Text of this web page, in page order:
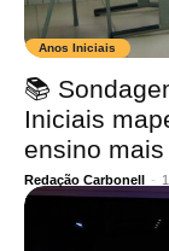
Anos Iniciais
📚
Iniciais
ensino
Redação Carbonell -